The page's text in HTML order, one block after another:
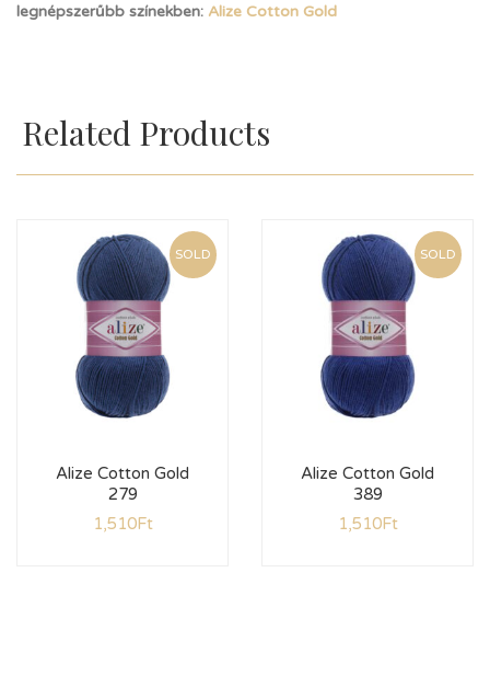
legnépszerűbb színekben: Alize Cotton Gold
Related Products
SOLD
Alize Cotton Gold
279
1,510Ft
SOLD
Alize Cotton Gold
389
1,510Ft